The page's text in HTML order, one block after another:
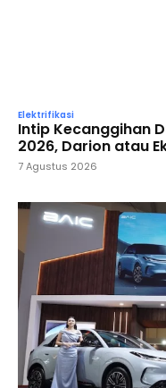
Elektrifikasi
Intip Kecanggihan
2026, Darion atau
7 Agustus 2026